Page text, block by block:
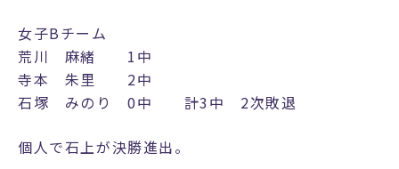
女子Bチーム
荒川 麻緒 1中
寺本 朱里 2中
石塚 みのり 0中 計3中 2次敗退
個人で石上が決勝進出。